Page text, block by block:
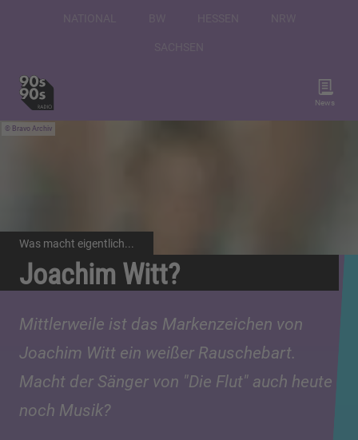
News
Bravo Archiv
Was macht eigentlich...
Joachim Witt?
Mittlerweile ist das Markenzeichen von
Joachim Witt ein weißer Rauschebart.
Macht der Sänger von "Die Flut" auch heute
noch Musik?